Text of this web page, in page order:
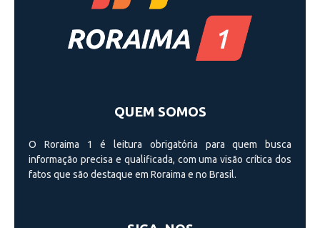
QUEM SOMOS
O Roraima 1 é leitura obrigatória para quem busca
informação precisa e qualificada, com uma visão crí­tica dos
fatos que são destaque em Roraima e no Brasil.